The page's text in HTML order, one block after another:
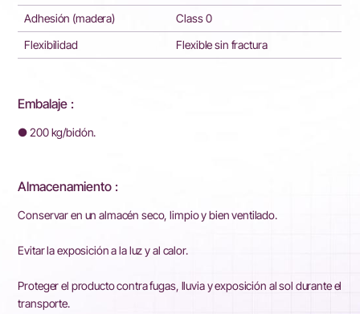
Adhesión (madera)
Class 0
Flexibilidad
Flexible sin fractura
Embalaje :
● 200 kg/bidón.
Almacenamiento :
Conservar en un almacén seco, limpio y bien ventilado.
Evitar la exposición a la luz y al calor.
Proteger el producto contra fugas, lluvia y exposición al sol durante el
transporte.